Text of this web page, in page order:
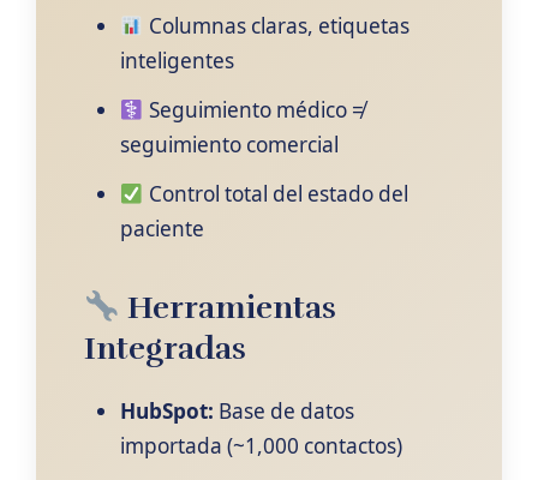
Columnas claras, etiquetas
inteligentes
Seguimiento médico ≠
seguimiento comercial
Control total del estado del
paciente
Herramientas
Integradas
HubSpot: Base de datos
importada (~1,000 contactos)